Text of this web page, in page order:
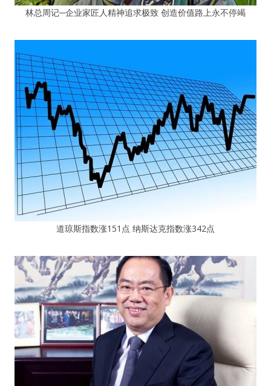
林总周记─企业家匠人精神追求极致 创造价值路上永不停竭
道琼斯指数涨151点 纳斯达克指数涨342点